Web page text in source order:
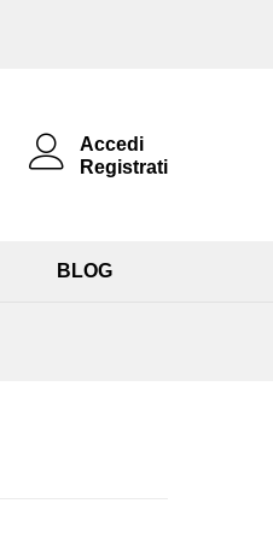
Accedi
Registrati
BLOG